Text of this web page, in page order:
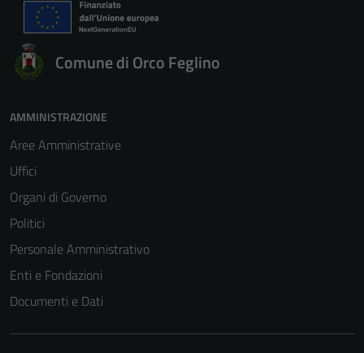
Comune di Orco Feglino
AMMINISTRAZIONE
Aree Amministrative
Uffici
Organi di Governo
Politici
Personale Amministrativo
Enti e Fondazioni
Documenti e Dati